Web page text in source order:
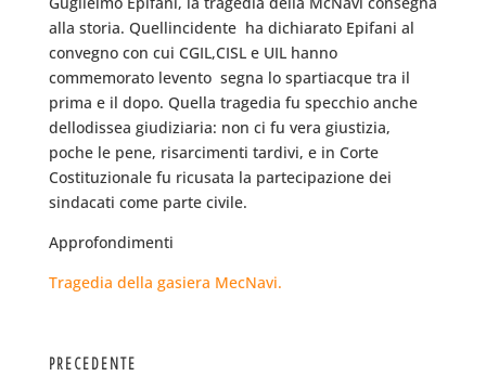
alla storia. Quellincidente  ha dichiarato Epifani al
convegno con cui CGIL,CISL e UIL hanno
commemorato levento  segna lo spartiacque tra il
prima e il dopo. Quella tragedia fu specchio anche
dellodissea giudiziaria: non ci fu vera giustizia,
poche le pene, risarcimenti tardivi, e in Corte
Costituzionale fu ricusata la partecipazione dei
sindacati come parte civile.
Approfondimenti
Tragedia della gasiera MecNavi.
PRECEDENTE